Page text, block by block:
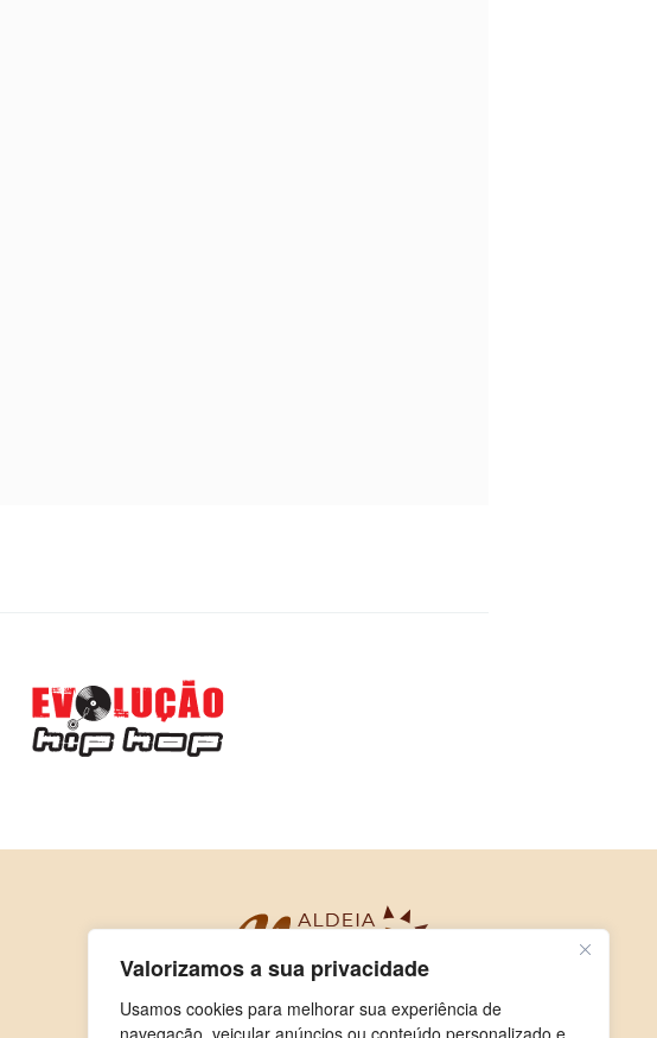
Valorizamos a sua privacidade
Usamos cookies para melhorar sua experiência de
navegação, veicular anúncios ou conteúdo personalizado e